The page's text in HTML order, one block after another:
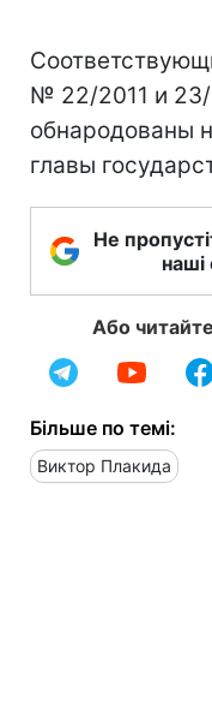
№ 22/2011 и 23/
обнародованы
главы
Не
наші
Або
Більше по темі:
Виктор Плакида